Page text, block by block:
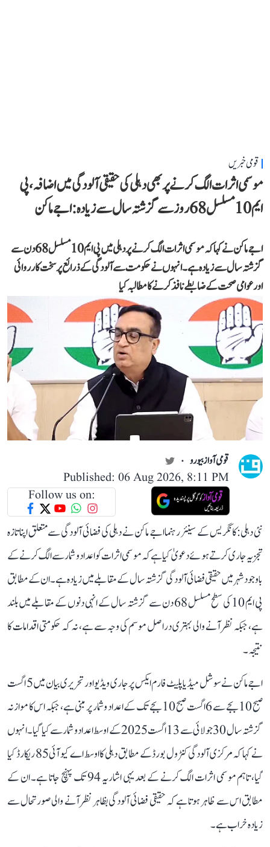
قومی خبریں
موسمی اثرات الگ کرنے پر بھی دہلی کی حقیقی آلودگی میں اضافہ، پی
ایم 10 مسلسل 68 روز سے گزشتہ سال سے زیادہ: اجے ماکن
اجے ماکن نے کہا کہ موسمی اثرات الگ کرنے پر دہلی میں پی ایم 10 مسلسل 68 دن سے
گزشتہ سال سے زیادہ ہے۔ انہوں نے حکومت سے آلودگی کے ذرائع پر سخت کارروائی
اور عوامی صحت کے ضابطے نافذ کرنے کا مطالبہ کیا
قومی آواز بیورو
Published: 06 Aug 2026, 8:11 PM
Follow us on:
نئی دہلی: کانگریس کے سینئر رہنما اجے ماکن نے دہلی کی فضائی آلودگی سے متعلق اپنا تازہ
تجزیہ جاری کرتے ہوئے دعویٰ کیا ہے کہ موسمی اثرات کو اعداد و شمار سے الگ کرنے کے
باوجود شہر میں حقیقی فضائی آلودگی گزشتہ سال کے مقابلے میں زیادہ ہے۔ ان کے مطابق
پی ایم 10 کی سطح مسلسل 68 دن سے گزشتہ سال کے انہی دنوں کے مقابلے میں بلند
ہے، جبکہ نظر آنے والی بہتری دراصل موسم کی وجہ سے ہے، نہ کہ حکومتی اقدامات کا
نتیجہ۔
اجے ماکن نے سوشل میڈیا پلیٹ فارم ایکس پر جاری ویڈیو اور تحریری بیان میں 5 اگست
صبح 10 بجے سے 6 اگست صبح 10 بجے تک کے اعداد و شمار پر مبنی ہے، جبکہ اس کا موازنہ
گزشتہ سال 30 جولائی سے 13 اگست 2025 کے اوسط اعداد و شمار سے کیا گیا۔ انہوں
نے کہا کہ مرکزی آلودگی کنٹرول بورڈ کے مطابق دہلی کا اوسط اے کیو آئی 85 ریکارڈ کیا
گیا، تاہم موسمی اثرات الگ کرنے کے بعد یہی اشاریہ 94 تک پہنچ جاتا ہے۔ ان کے
مطابق اس سے ظاہر ہوتا ہے کہ حقیقی فضائی آلودگی بظاہر نظر آنے والی صورتحال سے
زیادہ خراب ہے۔